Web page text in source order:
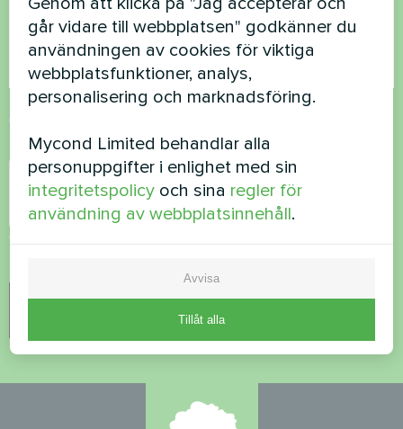
Säkerhetskontroll *
Vänligen kontrollera att du inte är en robot.
går vidare till webbplatsen" godkänner du
användningen av cookies för viktiga
webbplatsfunktioner, analys,
personalisering och marknadsföring.
Mycond Limited behandlar alla
personuppgifter i enlighet med sin
integritetspolicy och sina regler för
användning av webbplatsinnehåll.
Avvisa
Tillåt alla